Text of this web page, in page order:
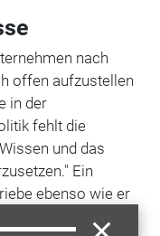
nach
offen aufzustellen
in der
fehlt die
und das
Ein
ebenso wie er